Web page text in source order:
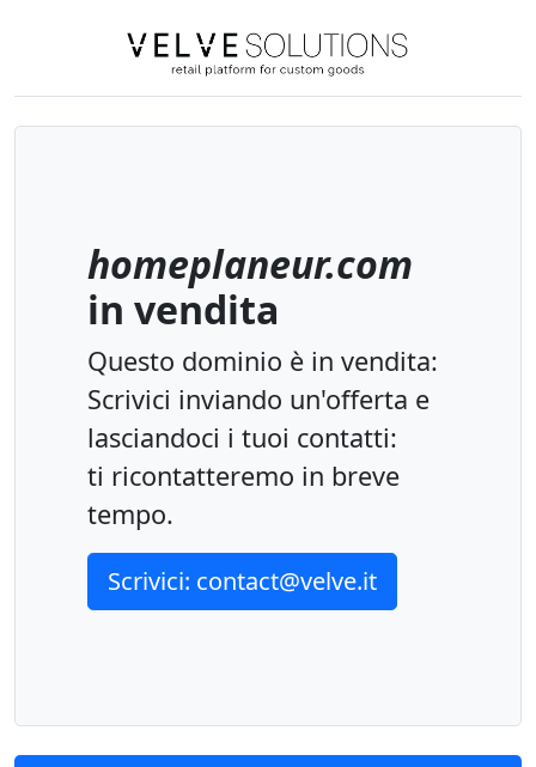
Velve Solution
Dominio
homeplaneur.com
in vendita
Questo dominio è in vendita:
Scrivici inviando un'offerta e
lasciandoci i tuoi contatti:
ti ricontatteremo in breve
tempo.
Scrivici: contact@velve.it